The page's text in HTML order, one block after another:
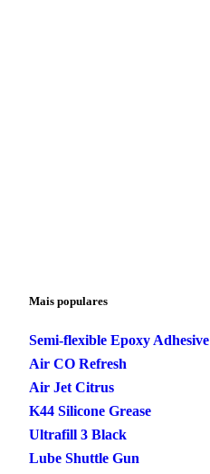
Mais populares
Semi-flexible Epoxy Adhesive
Air CO Refresh
Air Jet Citrus
K44 Silicone Grease
Ultrafill 3 Black
Lube Shuttle Gun